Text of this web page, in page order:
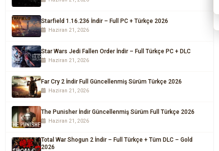
Starfield 1.16.236 İndir – Full PC + Türkçe 2026
Haziran 21, 2026
Star Wars Jedi Fallen Order İndir – Full Türkçe PC + DLC
Haziran 21, 2026
Far Cry 2 İndir Full Güncellenmiş Sürüm Türkçe 2026
Haziran 21, 2026
The Punisher İndir Güncellenmiş Sürüm Full Türkçe 2026
Haziran 21, 2026
Total War Shogun 2 İndir – Full Türkçe + Tüm DLC – Gold
2026